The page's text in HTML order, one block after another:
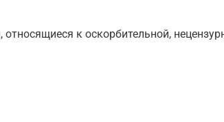
к оскорбительной,